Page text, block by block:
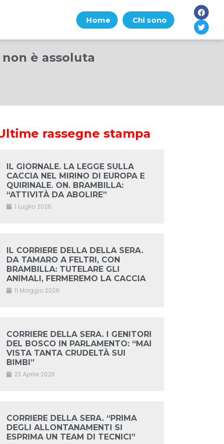
Home Chi sono
è assoluta
rassegne stampa
IL GIORNALE. LA LEGGE SULLA
CACCIA NEL MIRINO DI EUROPA E
QUIRINALE. ON. BRAMBILLA:
“ATTIVITÀ DA ABOLIRE”
1 Luglio 2026
IL CORRIERE DELLA DELLA SERA.
DA TAMARO A FELTRI, CON
BRAMBILLA: TUTELARE GLI
ANIMALI, FERMEREMO LA CACCIA
11 Maggio 2026
CORRIERE DELLA SERA. I GENITORI
DEL BOSCO IN PARLAMENTO: “MAI
VISTA TANTA CRUDELTÀ SUI
BIMBI”
23 Aprile 2026
CORRIERE DELLA SERA. “PRIMA
DEGLI ALLONTANAMENTI SI
ESPRIMA UN TEAM DI TECNICI”